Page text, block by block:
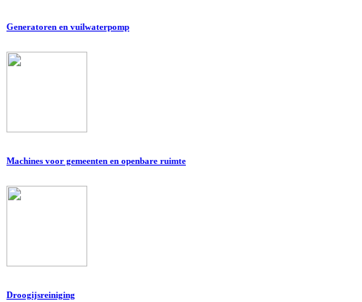
Generatoren en vuilwaterpomp
Machines voor gemeenten en openbare ruimte
Droogijsreiniging